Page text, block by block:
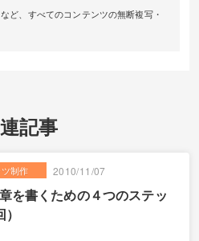
ど、すべてのコンテンツの無断複写・
記事
制作 2010/11/07
を書くための４つのステッ